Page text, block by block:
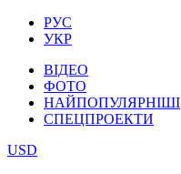
РУС
УКР
ВІДЕО
ФОТО
НАЙПОПУЛЯРНІШІ
СПЕЦПРОЕКТИ
USD